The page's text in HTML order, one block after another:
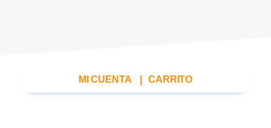
MI CUENTA CARRITO